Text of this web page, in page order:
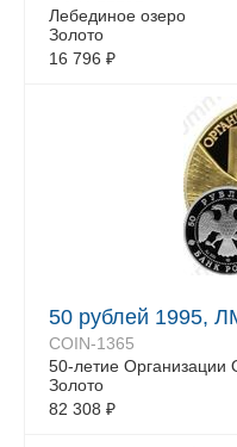
Лебединое озеро
Золото
16 796 ₽
50 рублей 1995,
COIN-1365
50-летие
Золото
82 308 ₽